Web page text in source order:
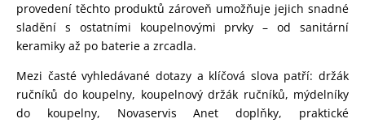
provedení těchto produktů zároveň umožňuje jejich snadné
sladění s ostatními koupelnovými prvky – od sanitární
keramiky až po baterie a zrcadla.
Mezi časté vyhledávané dotazy a klíčová slova patří: držák
ručníků do koupelny, koupelnový držák ručníků, mýdelníky
do koupelny, Novaservis Anet doplňky, praktické